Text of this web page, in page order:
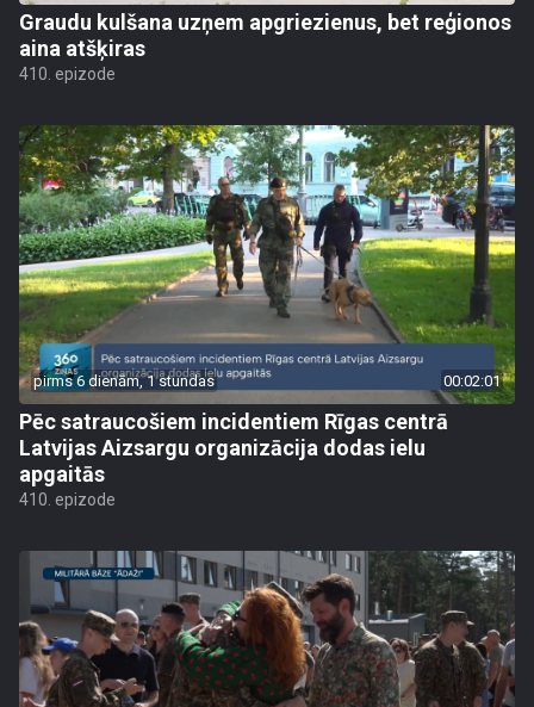
Graudu kulšana uzņem apgriezienus, bet reģionos
aina atšķiras
410. epizode
pirms 6 dienām, 1 stundas 00:02:01
Pēc satraucošiem incidentiem Rīgas centrā
Latvijas Aizsargu organizācija dodas ielu
apgaitās
410. epizode